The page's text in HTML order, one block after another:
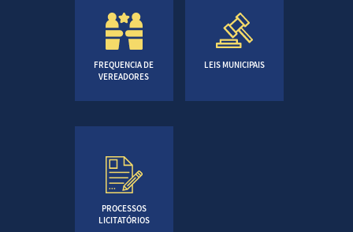
FREQUENCIA DE
VEREADORES
LEIS MUNICIPAIS
PROCESSOS
LICITATÓRIOS